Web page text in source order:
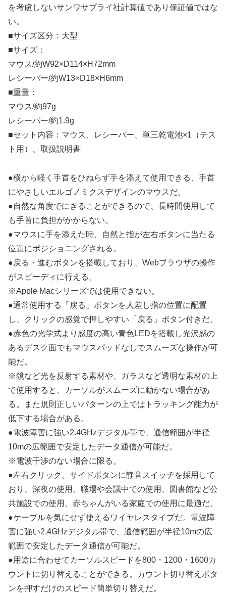
を考慮しないサンワサプライ社計算値であり保証値ではな
い。
■サイズ区分：大型
■サイズ：
マウス/約W92×D114×H72mm
レシーバー/約W13×D18×H6mm
■重量：
マウス/約97g
レシーバー/約1.9g
■セット内容：マウス、レシーバー、単三乾電池×1（テス
ト用）、取扱説明書
●横から軽く手首をひねらず手を添えて使用できる、手首
にやさしいエルゴノミクスデザインのマウスだ。
●自然な角度でにぎることができるので、長時間使用して
も手首に負担がかからない。
●マウスに手を添えた時、自然と指が左右ボタンに当たる
位置にポジショニングされる。
●戻る・進むボタンを搭載しており、Webブラウザの操作
がスピーディに行える。
※Apple Macシリーズでは使用できない。
●通常使用する「戻る」ボタンを人差し指の位置に配置
し、クリックの感覚で押しやすい「戻る」ボタン付きだ。
●赤色の光学式より感度の高い青色LEDを搭載し光沢感の
あるデスク面でもマウスパッドなしでスムーズな操作が可
能だ。
※鏡など光を反射する素材や、ガラスなど透明な素材の上
で使用すると、カーソルがスムーズに動かない場合があ
る。また規則正しいパターンの上ではトラッキング能力が
低下する場合がある。
●電波障害に強い2.4GHzデジタル帯で、通信範囲が半径
10mの広範囲で安定したデータ通信が可能だ。
※電波干渉のない場合に限る。
●左右クリック、サイドボタンに静音スイッチを採用して
おり、深夜の使用、職場や会議中での使用、図書館など公
共施設での使用、赤ちゃんがいる家庭での使用に最適だ。
●ケーブルを気にせず使えるワイヤレスタイプだ。電波障
害に強い2.4GHzデジタル帯で、通信範囲が半径10mの広
範囲で安定したデータ通信が可能だ。
●用途に合わせてカーソルスピードを800・1200・1600カ
ウントに切り替えることができる。カウント切り替えボタ
ンを押すだけのスピード簡単切り替えだ。